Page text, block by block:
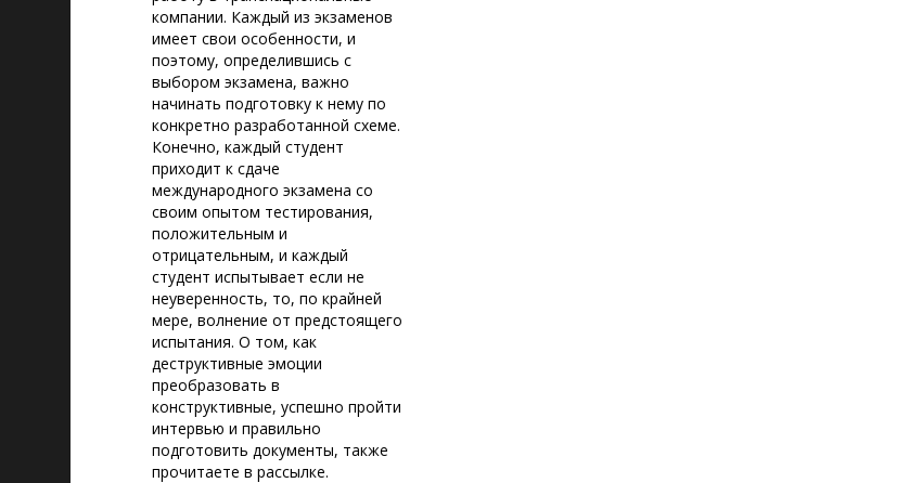
компании. Каждый из экзаменов
имеет свои особенности, и
поэтому, определившись с
выбором экзамена, важно
начинать подготовку к нему по
конкретно разработанной схеме.
Конечно, каждый студент
приходит к сдаче
международного экзамена со
своим опытом тестирования,
положительным и
отрицательным, и каждый
студент испытывает если не
неуверенность, то, по крайней
мере, волнение от предстоящего
испытания. О том, как
деструктивные эмоции
преобразовать в
конструктивные, успешно пройти
интервью и правильно
подготовить документы, также
прочитаете в рассылке.